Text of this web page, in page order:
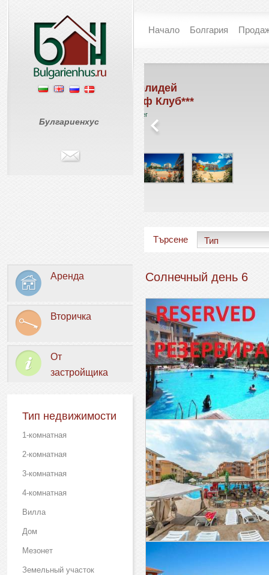
Булгариенхус
Начало Болгария
L-101 / Холидей
Святой Влас
Търсене
Аренда
Вторичка
От
застройщика
Тип недвижимости
1-комнатная
2-комнатная
3-комнатная
4-комнатная
Вилла
Дом
Мезонет
Земельный участок
Солнечный день 6